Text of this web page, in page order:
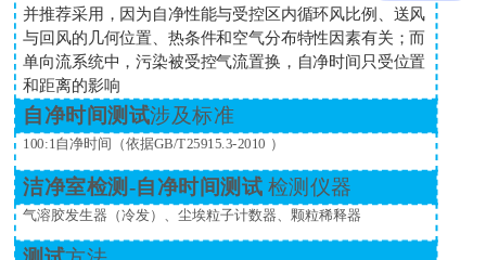
并推荐采用，因为自净性能与受控区内循环风比例、送风
与回风的几何位置、热条件和空气分布特性因素有关；而
单向流系统中，污染被受控气流置换，自净时间只受位置
和距离的影响
自净时间测试涉及标准
100:1自净时间（依据GB/T25915.3-2010 ）
洁净室检测-自净时间测试 检测仪器
气溶胶发生器（冷发）、尘埃粒子计数器、颗粒稀释器